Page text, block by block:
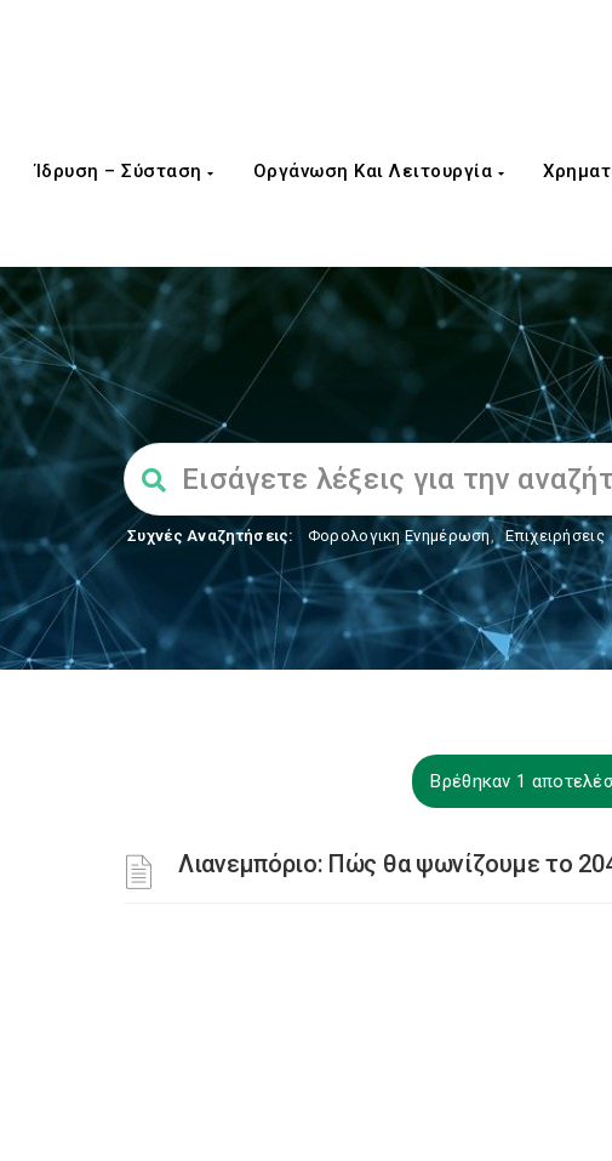
Ίδρυση – Σύσταση Οργάνωση Και Λειτουργία
Συχνές Αναζητήσεις: Φορολογικη Ενημέρωση, Επιχειρήσεις
Βρέθηκαν 1
Λιανεμπόριο: Πώς θα ψωνίζουμε το